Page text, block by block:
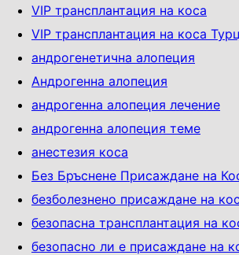
VIP трансплантация на коса
VIP трансплантация на коса
андрогенетична алопеция
Андрогенна алопеция
андрогенна алопеция лечение
андрогенна алопеция теме
анестезия коса
Без Бръснене Присаждане на
безболезнено присаждане на
безопасна трансплантация на
безопасно ли е присаждане на